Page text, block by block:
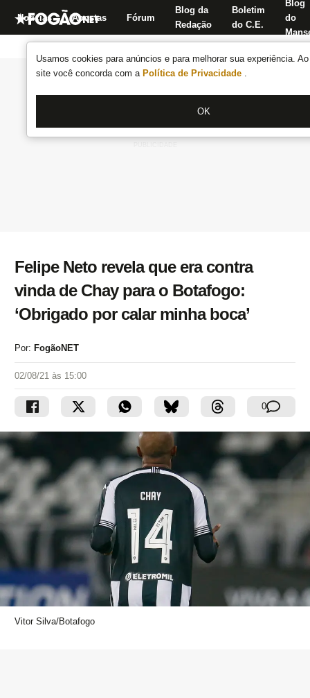
Usamos cookies para anúncios e para melhorar sua experiência.
site você concorda com a Política de Privacidade .
OK
Notícias Apostas Fórum
Blog da
Redação
Boletim
do C.E.
Blog
do
Felipe Neto revela que era contra
vinda de Chay para o Botafogo:
‘Obrigado por calar minha boca’
Por: FogãoNET
02/08/21 às 15:00
0
Vitor Silva/Botafogo